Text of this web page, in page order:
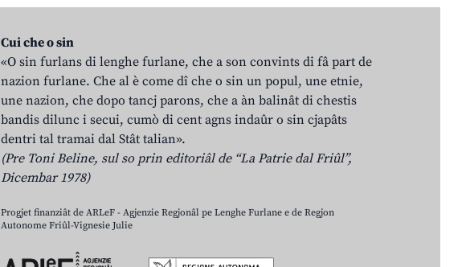
Cui che o sin
«O sin furlans di lenghe furlane, che a son convints di fâ part de
nazion furlane. Che al è come dî che o sin un popul, une etnie,
une nazion, che dopo tancj parons, che a àn balinât di chestis
bandis dilunc i secui, cumò di cent agns indaûr o sin cjapâts
dentri tal tramai dal Stât talian».
(Pre Toni Beline, sul so prin editoriâl de “La Patrie dal Friûl”,
Dicembar 1978)
Progjet finanziât de ARLeF - Agjenzie Regjonâl pe Lenghe Furlane e de Regjon
Autonome Friûl-Vignesie Julie